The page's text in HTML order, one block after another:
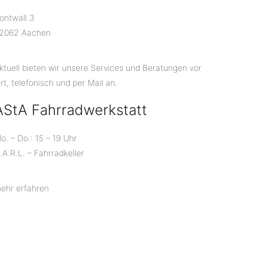
3
Aachen
bieten wir unsere Services und Beratungen vor
telefonisch und per Mail an.
Fahrradwerkstatt
– Do.: 15 – 19 Uhr
– Fahrradkeller
erfahren